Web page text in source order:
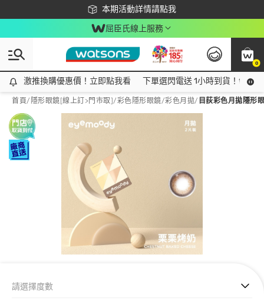
本期活動詳情請點我
下載app最高回饋$350
屈臣氏線上服務
0
激推換購優惠價！立即點我看
激推換購優惠價！立即點我看 下單選閃電送 1小時到貨！領神
首頁/ 隱形眼鏡[線上訂>門市取]/彩色隱形眼鏡/彩色月拋/ 目荻彩色月拋隱形
請選擇度數